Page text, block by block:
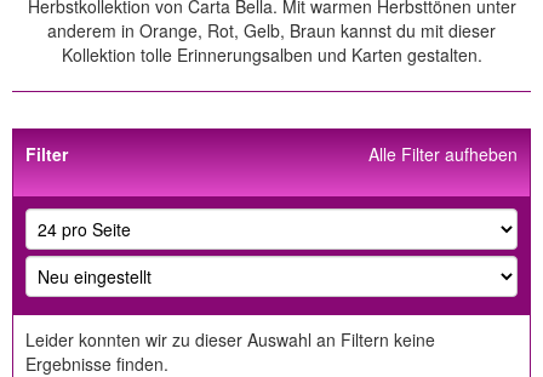
Herbstkollektion von Carta Bella. Mit warmen Herbsttönen unter
anderem in Orange, Rot, Gelb, Braun kannst du mit dieser
Kollektion tolle Erinnerungsalben und Karten gestalten.
Alle Filter aufheben
Filter
Leider konnten wir zu dieser Auswahl an Filtern keine
Ergebnisse finden.